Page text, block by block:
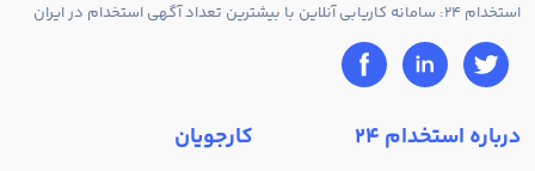
استخدام 24: سامانه کاریابی آنلاین با بیشترین تعداد آگهی استخدام در ایران
درباره استخدام 24 کارجویان